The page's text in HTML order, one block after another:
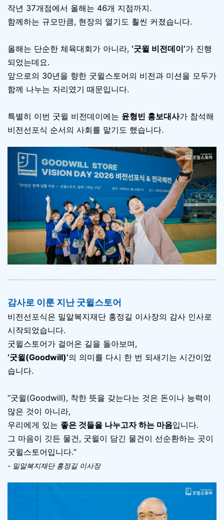
작년 37개점에서 올해는 46개 지점까지.
함께하는 규모만큼, 현장의 열기도 훨씬 커졌습니다.
올해는 단순한 체육대회가 아니라, ‘굿윌 비전데이’가 진행
되었는데요.
앞으로의 30년을 향한 굿윌스토어의 비전과 미션을 모두가
함께 나누는 자리였기 때문입니다.
특별히 이번 굿윌 비전데이에는 윤형빈 홍보대사가 참석해
비전선포식 순서의 사회를 맡기도 했습니다.
감사로 이룬 지난 굿윌스토어
비전선포식은 밀알복지재단 홍정길 이사장의 감사 인사로
시작되었습니다.
굿윌스토어가 걸어온 길을 돌아보며,
‘굿윌(Goodwill)’의 의미를 다시 한 번 되새기는 시간이었
습니다.
“굿윌(Goodwill), 착한 뜻을 갖는다는 것은 돈이나 능력이
많은 것이 아니라,
우리에게 있는 좋은 것들을 나누고자 하는 마음입니다.
그 마음이 깃든 물건, 굿윌이 담긴 물건이 선순환하는 곳이
굿윌스토어입니다.“
- 밀알복지재단 홍정길 이사장